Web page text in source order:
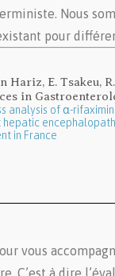
Nous
pour
Hariz, E. Tsakeu,
in
analysis of α-
in France
vous